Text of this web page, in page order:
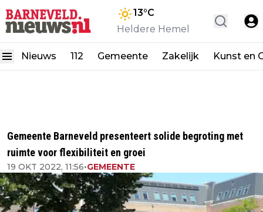
13°C
Heldere Hemel
Nieuws 112 Gemeente Zakelijk Kunst en
Gemeente Barneveld presenteert solide begroting met
ruimte voor flexibiliteit en groei
19 OKT 2022, 11:56•GEMEENTE